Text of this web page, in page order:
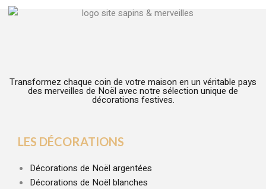
Transformez chaque coin de votre maison en un véritable pays
des merveilles de Noël avec notre sélection unique de
décorations festives.
LES DÉCORATIONS
Décorations de Noël argentées
Décorations de Noël blanches